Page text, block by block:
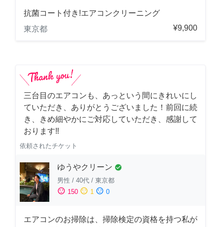
抗菌コート付き!エアコンクリーニング
東京都
¥9,900
三台目のエアコンも、あっという間にきれいにし
ていただき、ありがとうございました！前回に続
き、きめ細やかにご対応していただき、感謝して
おります‼️
依頼されたチケット
ゆうやクリーン check_circle
男性 / 40代 / 東京都
sentiment_satisfied 150 sentiment_neutral 1 sentiment_dissatisfied 0
エアコンのお掃除は、掃除検定の資格を持つ私が